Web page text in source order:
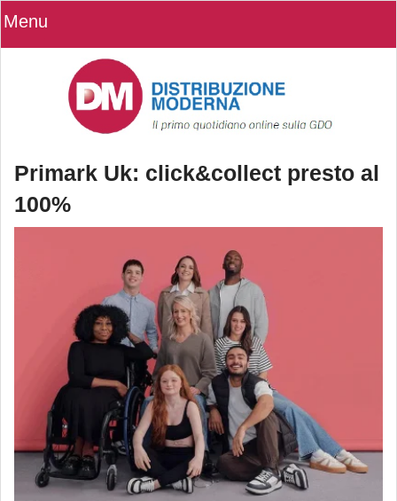
Menu
Primark Uk: click&collect presto al
100%